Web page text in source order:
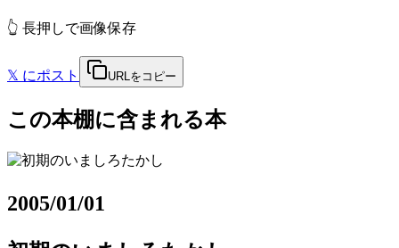
👆 長押しで画像保存
𝕏 にポスト URLをコピー
この本棚に含まれる本
2005/01/01